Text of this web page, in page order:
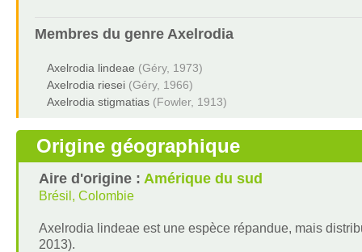
Membres du genre Axelrodia
Axelrodia lindeae (Géry, 1973)
Axelrodia riesei (Géry, 1966)
Axelrodia stigmatias (Fowler, 1913)
Origine géographique
Aire d'origine : Amérique du sud
Brésil, Colombie
Axelrodia lindeae est une espèce répandue, mais
2013).